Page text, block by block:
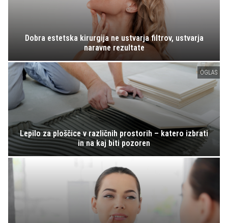
Dobra estetska kirurgija ne ustvarja filtrov, ustvarja
naravne rezultate
OGLAS
Lepilo za ploščice v različnih prostorih – katero izbrati
in na kaj biti pozoren